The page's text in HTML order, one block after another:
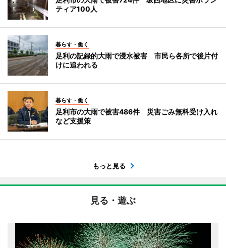
ティア100人
暮らす・働く
足利の記録的大雨で浸水被害 市民ら各所で後片付
けに追われる
暮らす・働く
足利市の大雨で被害486件 災害ごみ無料受け入れ
など支援策
もっと見る
見る・遊ぶ